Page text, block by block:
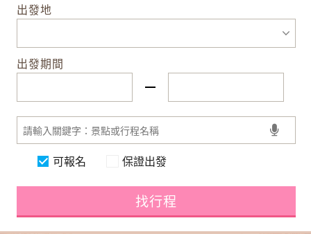
出發地
出發期間
可報名 保證出發
找行程